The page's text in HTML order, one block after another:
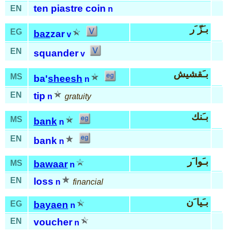
EN ten piastre coin n
EG bazzar v بـَزّ َر
EN squander v
MS ba'sheesh n بـَقشيش
EN tip n gratuity
MS bank n بـَنك
EN bank n
MS bawaar n بـَوا َر
EN loss n financial
EG bayaen n بـَيا َن
EN voucher n